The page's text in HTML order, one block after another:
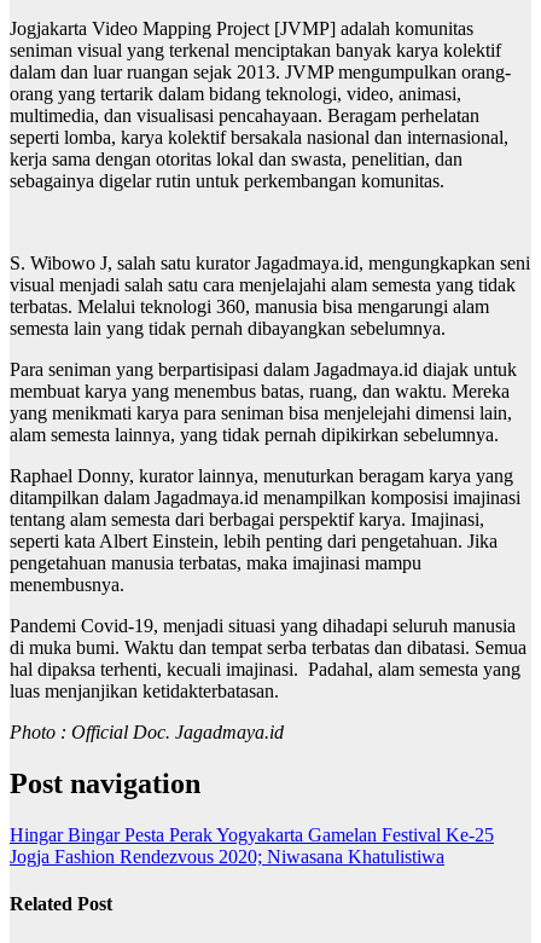
Jogjakarta Video Mapping Project [JVMP] adalah komunitas
seniman visual yang terkenal menciptakan banyak karya kolektif
dalam dan luar ruangan sejak 2013. JVMP mengumpulkan orang-
orang yang tertarik dalam bidang teknologi, video, animasi,
multimedia, dan visualisasi pencahayaan. Beragam perhelatan
seperti lomba, karya kolektif bersakala nasional dan internasional,
kerja sama dengan otoritas lokal dan swasta, penelitian, dan
sebagainya digelar rutin untuk perkembangan komunitas.
S. Wibowo J, salah satu kurator Jagadmaya.id, mengungkapkan seni
visual menjadi salah satu cara menjelajahi alam semesta yang tidak
terbatas. Melalui teknologi 360, manusia bisa mengarungi alam
semesta lain yang tidak pernah dibayangkan sebelumnya.
Para seniman yang berpartisipasi dalam Jagadmaya.id diajak untuk
membuat karya yang menembus batas, ruang, dan waktu. Mereka
yang menikmati karya para seniman bisa menjelejahi dimensi lain,
alam semesta lainnya, yang tidak pernah dipikirkan sebelumnya.
Raphael Donny, kurator lainnya, menuturkan beragam karya yang
ditampilkan dalam Jagadmaya.id menampilkan komposisi imajinasi
tentang alam semesta dari berbagai perspektif karya. Imajinasi,
seperti kata Albert Einstein, lebih penting dari pengetahuan. Jika
pengetahuan manusia terbatas, maka imajinasi mampu
menembusnya.
Pandemi Covid-19, menjadi situasi yang dihadapi seluruh manusia
di muka bumi. Waktu dan tempat serba terbatas dan dibatasi. Semua
hal dipaksa terhenti, kecuali imajinasi. Padahal, alam semesta yang
luas menjanjikan ketidakterbatasan.
Photo : Official Doc. Jagadmaya.id
Post navigation
Hingar Bingar Pesta Perak Yogyakarta Gamelan Festival Ke-25
Jogja Fashion Rendezvous 2020; Niwasana Khatulistiwa
Related Post